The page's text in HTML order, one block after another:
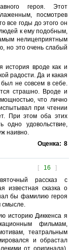
героя. Этот
посмотрев
все годы до этого он
к ему подобным,
нелицеприятным
но это очень слабый
история вроде как и
радости. Да и какая
не совсем в себе.
страшно. Вроде и
что лично
при чтении
При этом оба этих
одно удовольствие,
наивно.
Оценка: 8
[ 16 ]
рассказ с
известная сказка о
бы фамилию героя
смысле.
историю Диккенса я
фильмам,
театральным
и обрастал
от оригинала).